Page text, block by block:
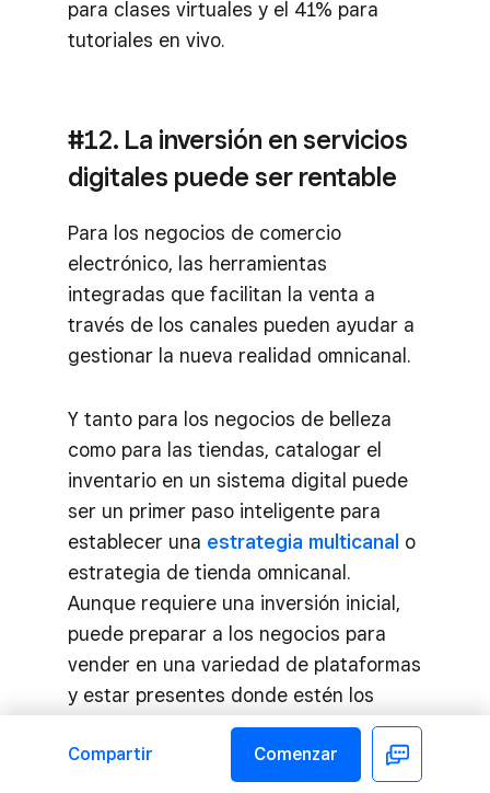
para clases virtuales y el 41% para
tutoriales en vivo.
#12. La inversión en servicios
digitales puede ser rentable
Para los negocios de comercio
electrónico, las herramientas
integradas que facilitan la venta a
través de los canales pueden ayudar a
gestionar la nueva realidad omnicanal.
Y tanto para los negocios de belleza
como para las tiendas, catalogar el
inventario en un sistema digital puede
ser un primer paso inteligente para
establecer una estrategia multicanal o
estrategia de tienda omnicanal.
Aunque requiere una inversión inicial,
puede preparar a los negocios para
vender en una variedad de plataformas
y estar presentes donde estén los
clientes y como quieran interactuar.
Facebook
Compartir Comenzar